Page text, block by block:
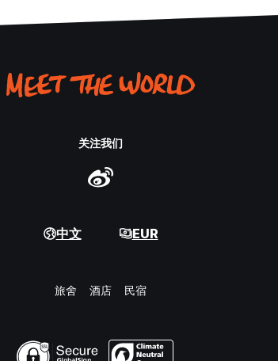
关注我们
中文 EUR
旅舍 酒店 民宿